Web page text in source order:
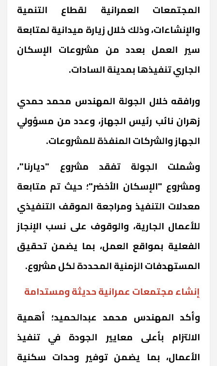
المجتمعات العمرانية لقطاع التنمية
والإنشاءات، وذلك خلال زيارة ميدانية لمتابعة
سير العمل بعدد من مشروعات الإسكان
الجاري تنفيذها بمدينة السادات.
ورافقه خلال الجولة المهندس محمد حمدي
زهران نائب رئيس الجهاز، وعدد من مسؤولي
الجهاز والشركات المنفذة للمشروعات.
وشملت الجولة تفقد مشروع "ديارنا"،
ومشروع "الإسكان الأخضر"؛ حيث تم متابعة
معدلات التنفيذ ومراجعة الموقف التنفيذي
للأعمال الجارية، والوقوف على نسب الإنجاز
الفعلية بمواقع العمل، بما يضمن تحقيق
المستهدفات الزمنية المحددة لكل مشروع.
إنشاء مجتمعات عمرانية حديثة ومستدامة
وأكد المهندس محمد عبدالحميد؛ أهمية
الالتزام بأعلى معايير الجودة في تنفيذ
الأعمال، بما يضمن توفير وحدات سكنية